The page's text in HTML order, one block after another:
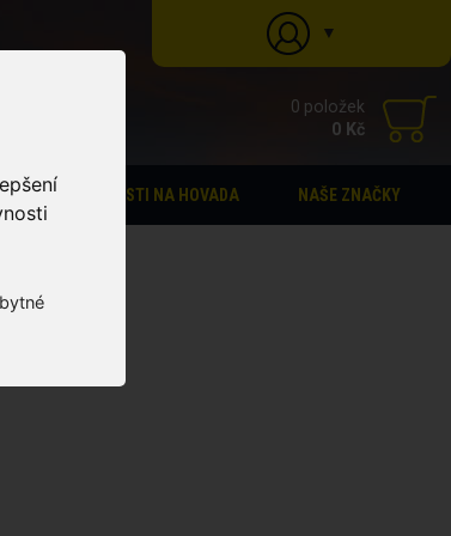
▼
0 položek
0 Kč
PASTI NA HOVADA NAŠE ZNAČKY